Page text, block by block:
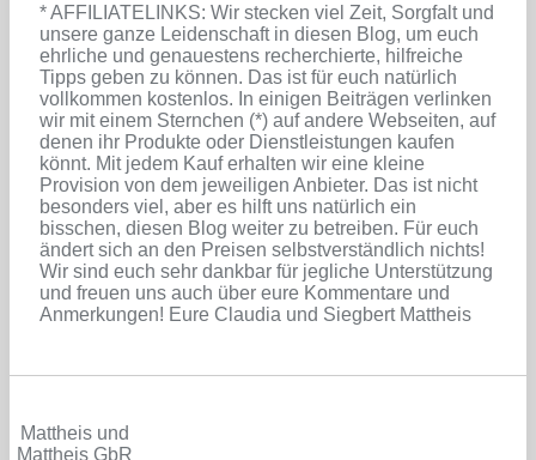
* AFFILIATELINKS: Wir stecken viel Zeit, Sorgfalt und
unsere ganze Leidenschaft in diesen Blog, um euch
ehrliche und genauestens recherchierte, hilfreiche
Tipps geben zu können. Das ist für euch natürlich
vollkommen kostenlos. In einigen Beiträgen verlinken
wir mit einem Sternchen (*) auf andere Webseiten, auf
denen ihr Produkte oder Dienstleistungen kaufen
könnt. Mit jedem Kauf erhalten wir eine kleine
Provision von dem jeweiligen Anbieter. Das ist nicht
besonders viel, aber es hilft uns natürlich ein
bisschen, diesen Blog weiter zu betreiben. Für euch
ändert sich an den Preisen selbstverständlich nichts!
Wir sind euch sehr dankbar für jegliche Unterstützung
und freuen uns auch über eure Kommentare und
Anmerkungen! Eure Claudia und Siegbert Mattheis
Mattheis und
Mattheis GbR